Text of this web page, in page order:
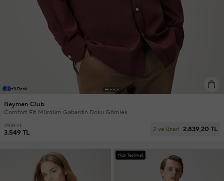
+3 Renk
Beymen Club
Comfort Fit Mürdüm Gabardin Doku Gömlek
7.150 TL
3.549 TL 2 ve üzeri 2.839,20 TL
Hızlı Teslimat